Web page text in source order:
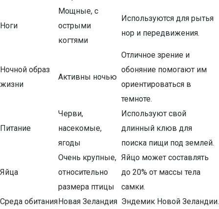
Ноги
Мощные, с
острыми
когтями
Используются для рытья
нор и передвижения.
Ночной образ
жизни
Активны ночью
Отличное зрение и
обоняние помогают им
ориентироваться в
темноте.
Питание
Черви,
насекомые,
ягоды
Используют свой
длинный клюв для
поиска пищи под землей.
Яйца
Очень крупные,
относительно
размера птицы
Яйцо может составлять
до 20% от массы тела
самки.
Среда обитанияНовая Зеландия Эндемик Новой Зеландии.